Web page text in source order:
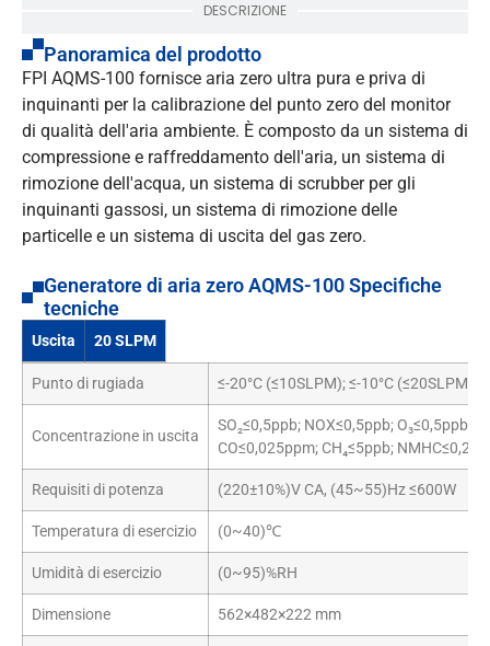
DESCRIZIONE
Panoramica del prodotto
FPI AQMS-100 fornisce aria zero ultra pura e priva di
inquinanti per la calibrazione del punto zero del monitor
di qualità dell'aria ambiente. È composto da un sistema di
compressione e raffreddamento dell'aria, un sistema di
rimozione dell'acqua, un sistema di scrubber per gli
inquinanti gassosi, un sistema di rimozione delle
particelle e un sistema di uscita del gas zero.
Generatore di aria zero AQMS-100 Specifiche
tecniche
Uscita 20 SLPM
Punto di rugiada ≤-20°C (≤10SLPM); ≤-10°C (≤20SLPM)
Concentrazione in uscita
SO₂≤0,5ppb; NOX≤0,5ppb; O₃≤0,5ppb;
CO≤0,025ppm; CH₄≤5ppb;
Requisiti di potenza (220±10%)V CA, (45~55)Hz ≤600W
Temperatura di esercizio (0~40)℃
Umidità di esercizio (0~95)%RH
Dimensione 562×482×222 mm